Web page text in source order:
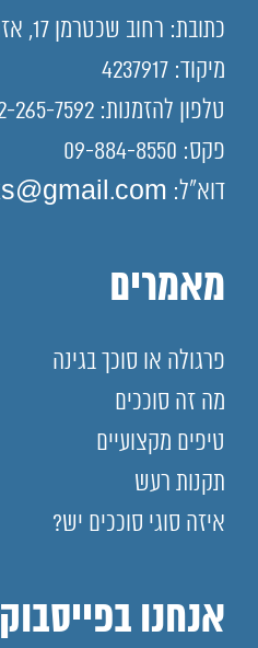
כתובת: רחוב שכטרמן 17, אזור תעשייה ישן נתניה.
מיקוד: 4237917
טלפון להזמנות: 072-265-7592
פקס: 09-884-8550
דוא"ל: shayteks@gmail.com
מאמרים
פרגולה או סוכך בגינה
מה זה סוככים
טיפים מקצועיים
תקנות רעש
איזה סוגי סוככים יש?
אנחנו בפייסבוק